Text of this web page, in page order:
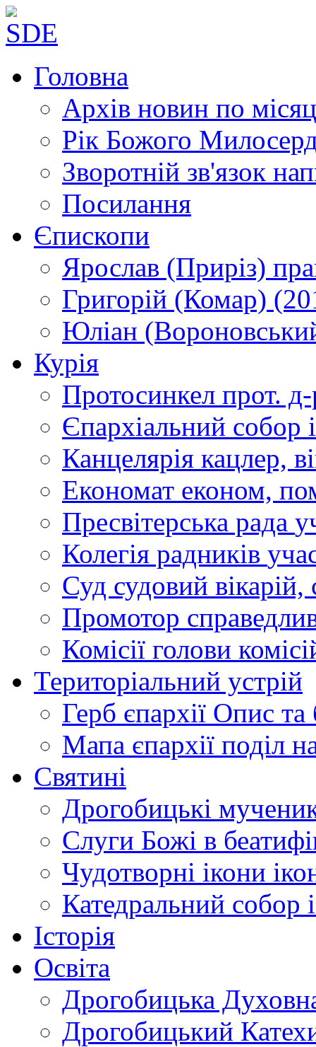
Головна
Архів новин по
Рік Божого
Зворотній зв'язок
Посилання
Єпископи
Ярослав (Приріз)
Григорій (Комар)
Юліан
Курія
Протосинкел прот.
Єпархіальний собор
Канцелярія кацлер,
Економат економ,
Пресвітерська рада
Колегія радників
Суд судовий вікарій,
Промотор
Комісії голови
Територіальний устрій
Герб єпархії Опис та
Мапа єпархії поділ
Святині
Дрогобицькі
Слуги Божі в
Чудотворні ікони
Катедральний собор
Історія
Освіта
Дрогобицька
Дрогобицький